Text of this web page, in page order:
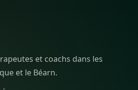
et coachs dans les
et le Béarn.